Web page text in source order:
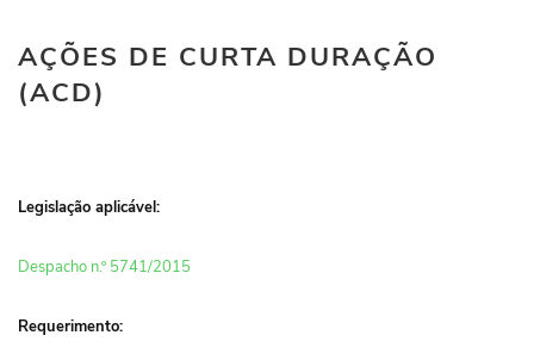
AÇÕES DE CURTA DURAÇÃO
(ACD)
Legislação aplicável:
Despacho n.º 5741/2015
Requerimento: